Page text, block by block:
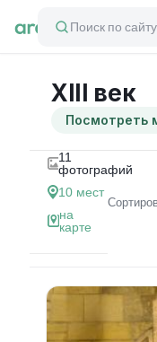
Поиск по сайту
XIII век
Посмотреть
11
фотографий
10 мест
на
карте